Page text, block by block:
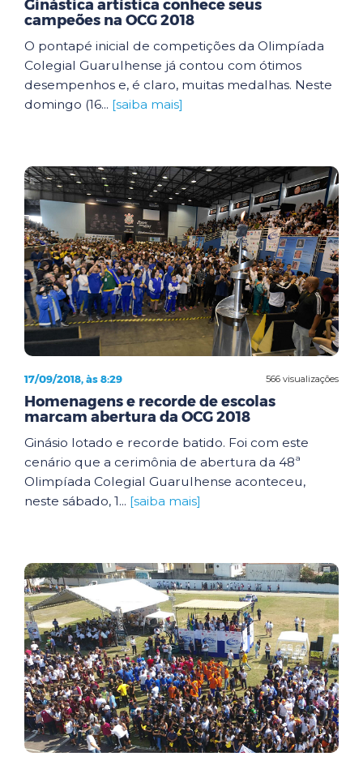
Ginástica artística conhece seus
campeões na OCG 2018
O pontapé inicial de competições da Olimpíada
Colegial Guarulhense já contou com ótimos
desempenhos e, é claro, muitas medalhas. Neste
domingo (16... [saiba mais]
566 visualizações
17/09/2018, às 8:29
Homenagens e recorde de escolas
marcam abertura da OCG 2018
Ginásio lotado e recorde batido. Foi com este
cenário que a cerimônia de abertura da 48ª
Olimpíada Colegial Guarulhense aconteceu,
neste sábado, 1... [saiba mais]